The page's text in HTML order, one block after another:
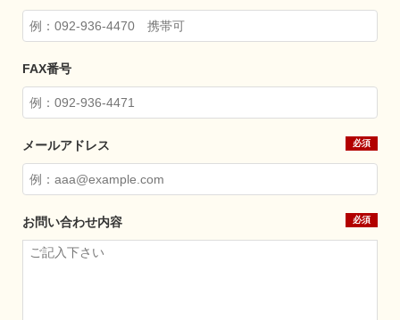
FAX番号
メールアドレス
お問い合わせ内容